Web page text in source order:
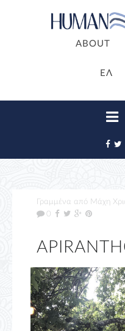
ABOUT
ΕΛ
Γραμμένα από Μάχη
0